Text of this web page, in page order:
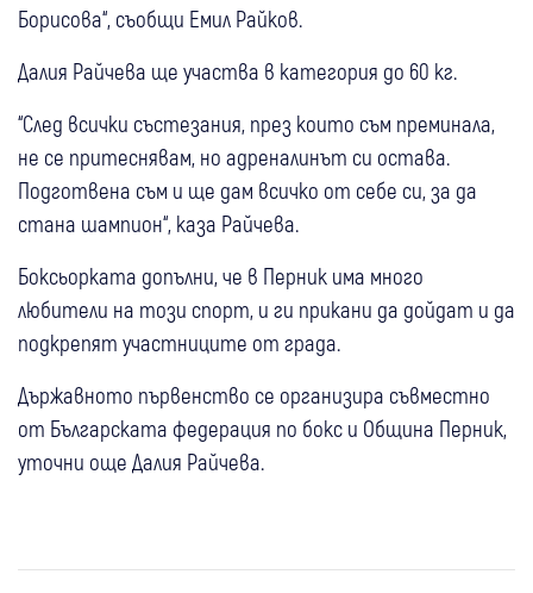
Борисова“, съобщи Емил Райков.
Далия Райчева ще участва в категория до 60 кг.
“След всички състезания, през които съм преминала,
не се притеснявам, но адреналинът си остава.
Подготвена съм и ще дам всичко от себе си, за да
стана шампион“, каза Райчева.
Боксьорката допълни, че в Перник има много
любители на този спорт, и ги прикани да дойдат и да
подкрепят участниците от града.
Държавното първенство се организира съвместно
от Българската федерация по бокс и Община Перник,
уточни още Далия Райчева.